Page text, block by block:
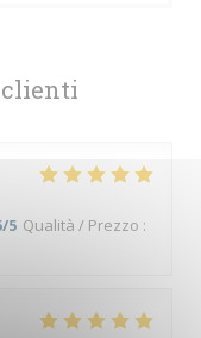
/5 Qualità / Prezzo :